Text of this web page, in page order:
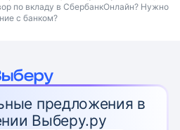
по вкладу в СбербанкОнлайн? Нужно
с банком?
предложения в
Выберу.ру